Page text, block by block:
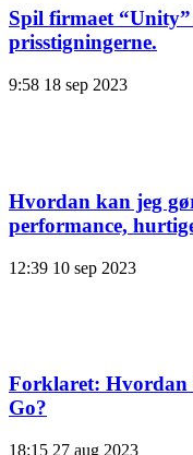
Spil firmaet
prisstigningerne.
9:58 18 sep 2023
Hvordan kan jeg
performance,
12:39 10 sep 2023
Forklaret: Hvordan
Go?
18:15 27 aug 2023